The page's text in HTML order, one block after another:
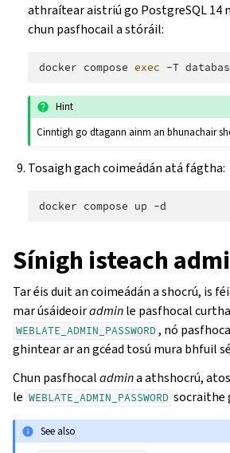
athraítear aistriú go PostgreSQL 14
chun pasfhocail a stóráil:
docker compose exec -T
Hint
Cinntigh go dtagann ainm an bhunachair
Tosaigh gach coimeádán atá fágtha:
docker compose up
Sínigh isteach
Tar éis duit an coimeádán a shocrú, is
mar úsáideoiradminle pasfhocal
WEBLATE_ADMIN_PASSWORD , nó
ghintear ar an gcéad tosú mura bhfuil
Chun pasfhocaladmina athshocrú,
le WEBLATE_ADMIN_PASSWORD socraithe
See also